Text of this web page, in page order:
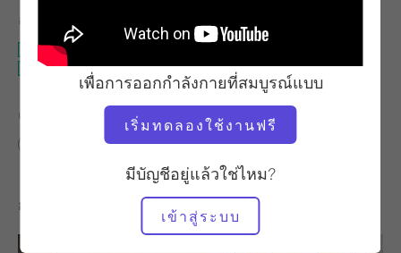
เพื่อการออกกำลังกายที่สมบูรณ์แบบ
เริ่มทดลองใช้งานฟรี
มีบัญชีอยู่แล้วใช่ไหม?
เข้าสู่ระบบ
อุปกรณ์ที่ต้องใช้
สตูดิโอทั้งหมด
เครื่องวัดความตึงของคอ
ค้นหาชั้นเรียนที่คล้ายคลึงกันสำหรับ
สตูดิโอทั้งหมด เครื่องวัดความตึงของคอ
การออกกำลังกายอื่น ๆ ที่คุณอาจชอบ